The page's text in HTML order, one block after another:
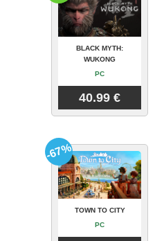
BLACK MYTH:
WUKONG
PC
40.99 €
TOWN TO CITY
PC
-67%